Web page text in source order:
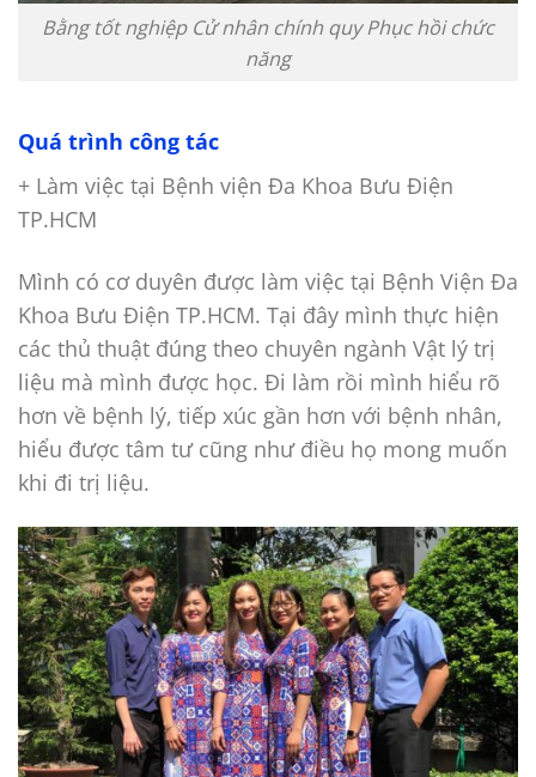
Bằng tốt nghiệp Cử nhân chính quy Phục hồi chức
năng
Quá trình công tác
+ Làm việc tại Bệnh viện Đa Khoa Bưu Điện
TP.HCM
Mình có cơ duyên được làm việc tại Bệnh Viện Đa
Khoa Bưu Điện TP.HCM. Tại đây mình thực hiện
các thủ thuật đúng theo chuyên ngành Vật lý trị
liệu mà mình được học. Đi làm rồi mình hiểu rõ
hơn về bệnh lý, tiếp xúc gần hơn với bệnh nhân,
hiểu được tâm tư cũng như điều họ mong muốn
khi đi trị liệu.